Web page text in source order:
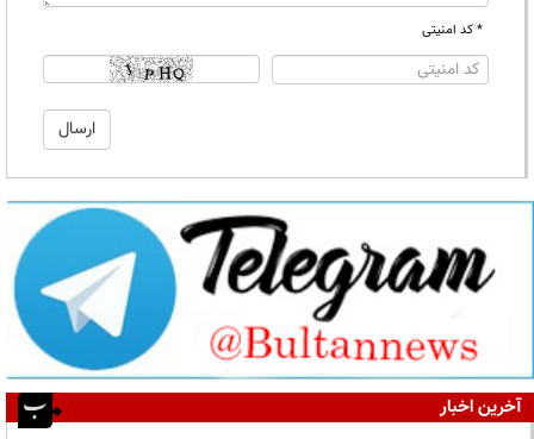
* کد امنیتی
آخرین اخبار